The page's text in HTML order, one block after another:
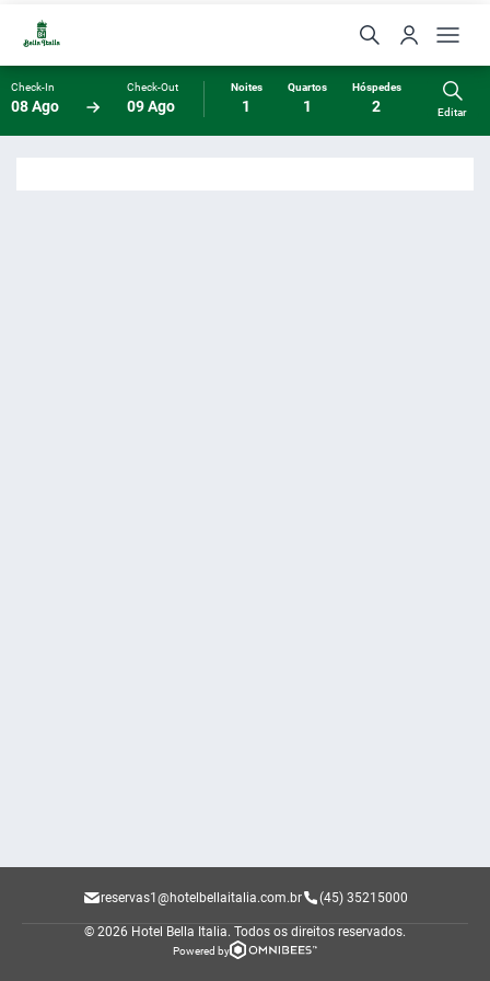
Check-In
08 Ago
Check-Out
09 Ago
Noites
1
Quartos
1
Hóspedes
2 Editar
reservas1@hotelbellaitalia.com.br (45) 35215000
© 2026 Hotel Bella Italia. Todos os direitos reservados.
Powered by